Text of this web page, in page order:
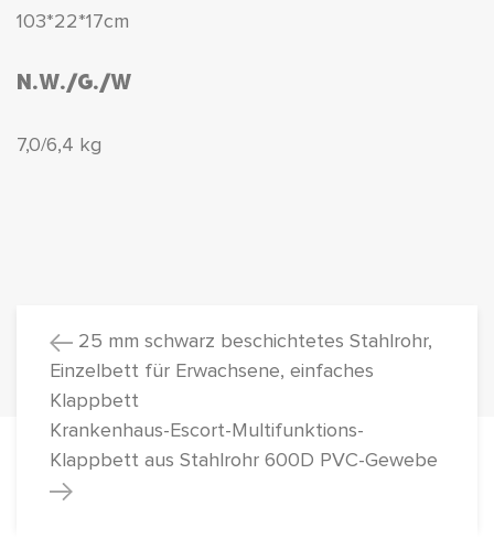
103*22*17cm
N.W./G./W
7,0/6,4 kg
25 mm schwarz beschichtetes Stahlrohr,
Einzelbett für Erwachsene, einfaches
Klappbett
Krankenhaus-Escort-Multifunktions-
Klappbett aus Stahlrohr 600D PVC-Gewebe